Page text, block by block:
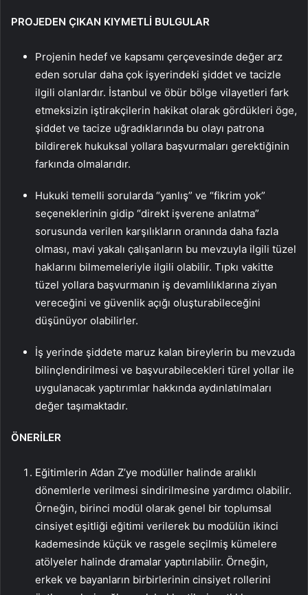
PROJEDEN ÇIKAN KIYMETLİ BULGULAR
Projenin hedef ve kapsamı çerçevesinde değer arz
eden sorular daha çok işyerindeki şiddet ve tacizle
ilgili olanlardır. İstanbul ve öbür bölge vilayetleri fark
etmeksizin iştirakçilerin hakikat olarak gördükleri öge,
şiddet ve tacize uğradıklarında bu olayı patrona
bildirerek hukuksal yollara başvurmaları gerektiğinin
farkında olmalarıdır.
Hukuki temelli sorularda “yanlış” ve “fikrim yok”
seçeneklerinin gidip “direkt işverene anlatma”
sorusunda verilen karşılıkların oranında daha fazla
olması, mavi yakalı çalışanların bu mevzuyla ilgili tüzel
haklarını bilmemeleriyle ilgili olabilir. Tıpkı vakitte
tüzel yollara başvurmanın iş devamlılıklarına ziyan
vereceğini ve güvenlik açığı oluşturabileceğini
düşünüyor olabilirler.
İş yerinde şiddete maruz kalan bireylerin bu mevzuda
bilinçlendirilmesi ve başvurabilecekleri türel yollar ile
uygulanacak yaptırımlar hakkında aydınlatılmaları
değer taşımaktadır.
ÖNERİLER
Eğitimlerin A’dan Z’ye modüller halinde aralıklı
dönemlerle verilmesi sindirilmesine yardımcı olabilir.
Örneğin, birinci modül olarak genel bir toplumsal
cinsiyet eşitliği eğitimi verilerek bu modülün ikinci
kademesinde küçük ve rasgele seçilmiş kümelere
atölyeler halinde dramalar yaptırılabilir. Örneğin,
erkek ve bayanların birbirlerinin cinsiyet rollerini